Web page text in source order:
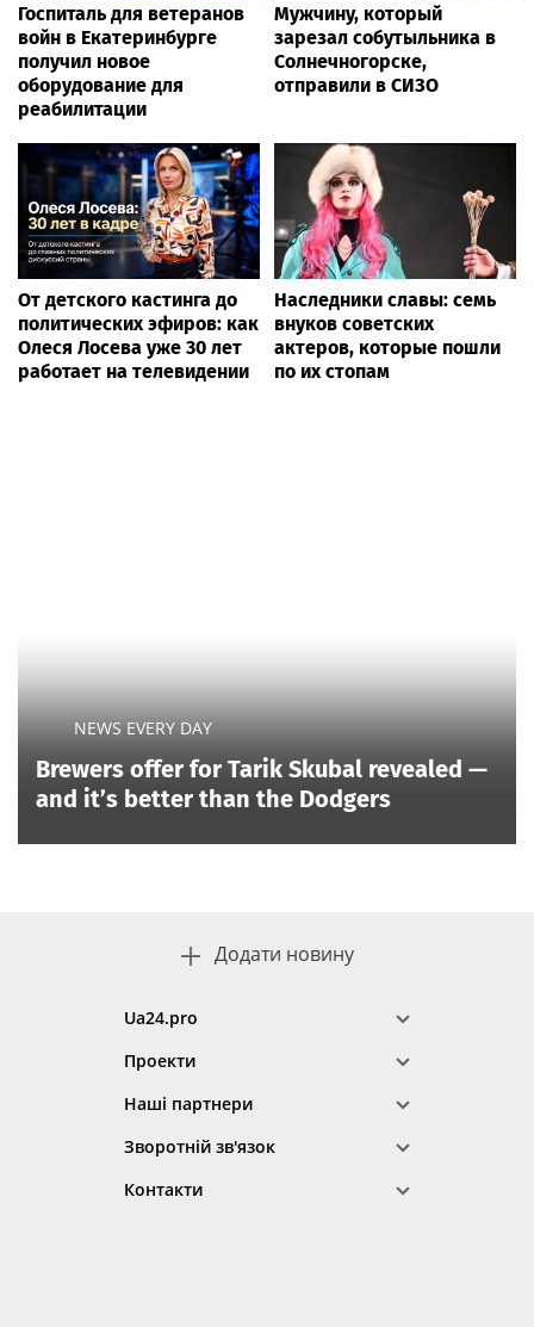
Госпиталь для ветеранов
войн в Екатеринбурге
получил новое
оборудование для
реабилитации
Мужчину, который
зарезал собутыльника в
Солнечногорске,
отправили в СИЗО
От детского кастинга до
политических эфиров: как
Олеся Лосева уже 30 лет
работает на телевидении
Наследники славы: семь
внуков советских
актеров, которые пошли
по их стопам
NEWS EVERY DAY
Brewers offer for Tarik Skubal revealed —
and it’s better than the Dodgers
Додати новину
Ua24.pro
Проекти
Наші партнери
Зворотній зв'язок
Контакти